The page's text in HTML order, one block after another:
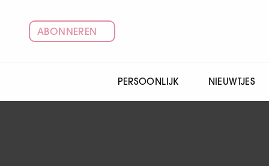
ABONNEREN
PERSOONLIJK NIEUWTJES